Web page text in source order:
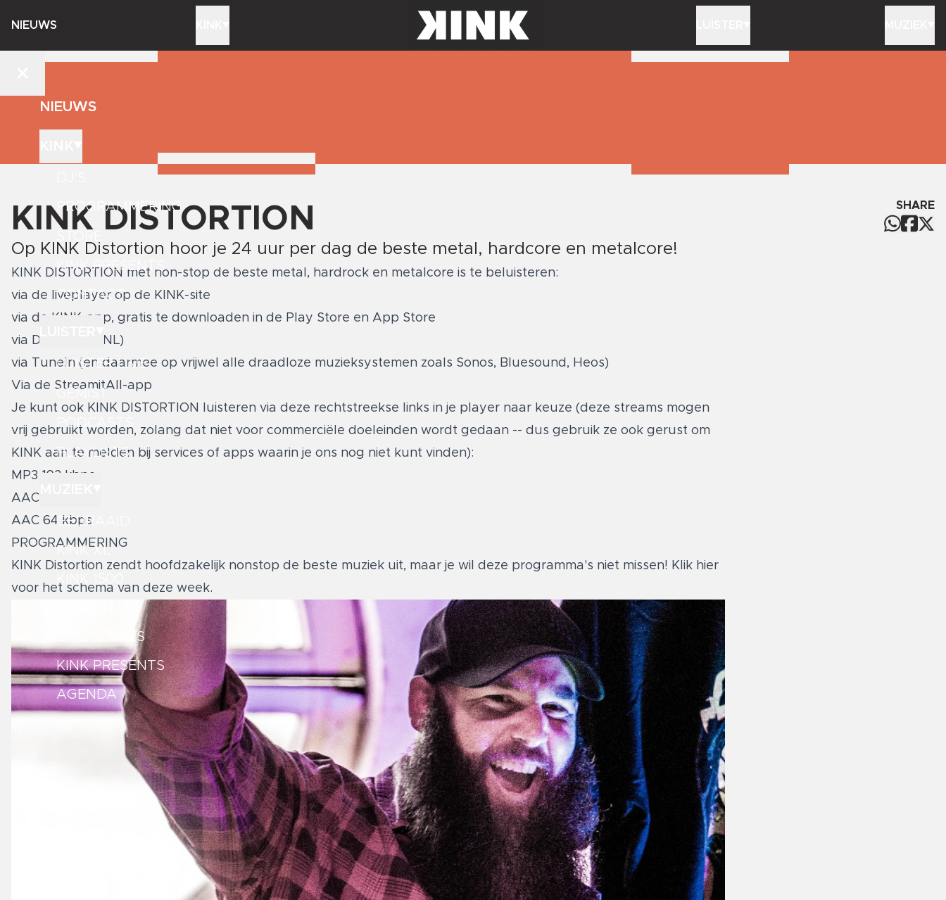
NIEUWS
NIEUWS
PROGRAMMERING
KINK PRESENTS
CONTACT
LUISTER LIVE
GEMIST
PODCASTS
PLAYLISTS
GEDRAAID
KINK XL
LIVE SESSIES
KINK PRESENTS
AGENDA
KINK DISTORTION
Op KINK Distortion hoor je 24 uur per dag de beste metal, hardcore en metalcore!
KINK DISTORTION met non-stop de beste metal, hardrock en metalcore is te beluisteren:
via de liveplayer op de KINK-site
via de KINK-app, gratis te downloaden in de Play Store en App Store
via DAB+ (MTVNL)
via TuneIn (en daarmee op vrijwel alle draadloze muzieksystemen zoals Sonos, Bluesound, Heos)
Via de StreamitAll-app
Je kunt ook KINK DISTORTION luisteren via deze rechtstreekse links in je player naar keuze (deze streams mogen
vrij gebruikt worden, zolang dat niet voor commerciële doeleinden wordt gedaan -- dus gebruik ze ook gerust om
KINK aan te melden bij services of apps waarin je ons nog niet kunt vinden):
MP3 192 kbps
AAC 128 kbps
AAC 64 kbps
PROGRAMMERING
KINK Distortion zendt hoofdzakelijk nonstop de beste muziek uit, maar je wil deze programma's niet missen! Klik hier
voor het schema van deze week.
SHARE